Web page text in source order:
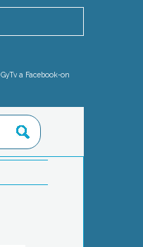
GyTv a Facebook-on